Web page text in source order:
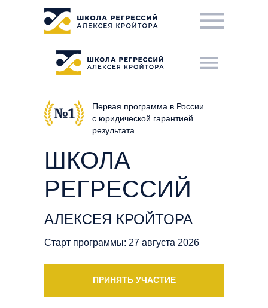
ШКОЛА
РЕГРЕССИЙ
АЛЕКСЕЯ КРОЙТОРА
ПРИНЯТЬ УЧАСТИЕ
Старт программы: 27 августа 2026
Первая программа в России
с юридической гарантией
результата